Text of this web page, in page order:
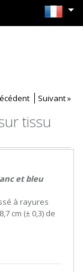
Suivant »
tissu
et bleu
à rayures
cm (± 0,3) de